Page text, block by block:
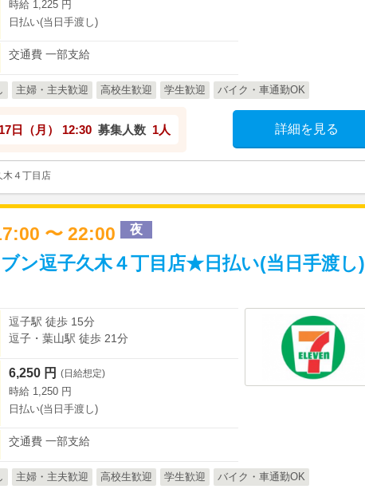
時給 1,225 円
日払い(当日手渡し)
交通費 一部支給
主婦・主夫歓迎 高校生歓迎 学生歓迎 バイク・車通勤OK
日（月） 12:30 募集人数 1人 詳細を見る
木４丁目店
〜 22:00 夜
ン逗子久木４丁目店★日払い(当日手渡し)
逗子駅 徒歩 15分
逗子・葉山駅 徒歩 21分
6,250 円 (日給想定)
時給 1,250 円
日払い(当日手渡し)
交通費 一部支給
主婦・主夫歓迎 高校生歓迎 学生歓迎 バイク・車通勤OK